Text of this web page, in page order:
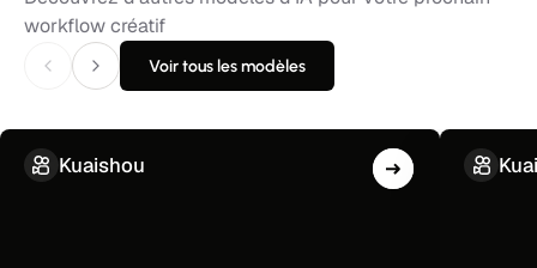
workflow créatif
Voir tous les modèles
Kuaishou